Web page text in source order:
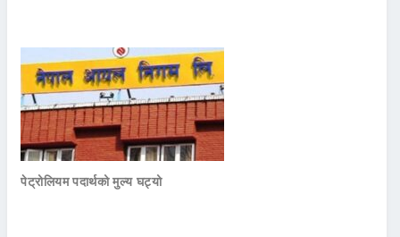
पेट्रोलियम पदार्थको मुल्य घट्यो